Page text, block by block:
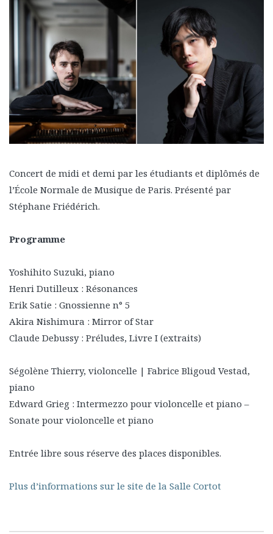
Concert de midi et demi par les étudiants et diplômés de
l’École Normale de Musique de Paris. Présenté par
Stéphane Friédérich.
Programme
Yoshihito Suzuki, piano
Henri Dutilleux : Résonances
Erik Satie : Gnossienne n° 5
Akira Nishimura : Mirror of Star
Claude Debussy : Préludes, Livre I (extraits)
Ségolène Thierry, violoncelle | Fabrice Bligoud Vestad,
piano
Edward Grieg : Intermezzo pour violoncelle et piano –
Sonate pour violoncelle et piano
Entrée libre sous réserve des places disponibles.
Plus d’informations sur le site de la Salle Cortot